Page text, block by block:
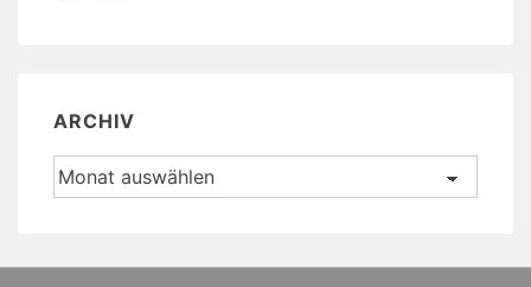
ARCHIV
Archiv